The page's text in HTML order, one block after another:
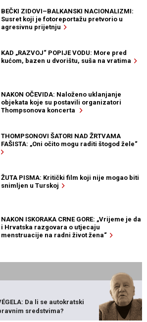
BEČKI ZIDOVI–BALKANSKI NACIONALIZMI:
Susret koji je fotoreportažu pretvorio u
agresivnu prijetnju
KAD „RAZVOJ“ POPIJE VODU: More pred
kućom, bazen u dvorištu, suša na vratima
NAKON OČEVIDA: Naloženo uklanjanje
objekata koje su postavili organizatori
Thompsonova koncerta
THOMPSONOVI ŠATORI NAD ŽRTVAMA
FAŠISTA: „Oni očito mogu raditi štogod žele“
ŽUTA PISMA: Kritički film koji nije mogao biti
snimljen u Turskoj
NAKON ISKORAKA CRNE GORE: „Vrijeme je da
i Hrvatska razgovara o utjecaju
menstruacije na radni život žena“
Da li se autokratski
sredstvima?